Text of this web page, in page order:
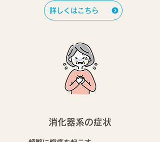
詳しくはこちら
消化器系の症状